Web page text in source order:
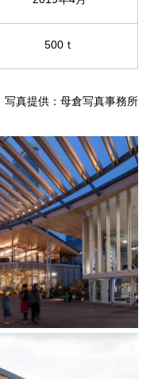
500ｔ
写真提供：母倉写真事務所